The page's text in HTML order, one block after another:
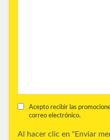
Acepto recibir las
correo electrónico.
Al hacer clic en "Enviar